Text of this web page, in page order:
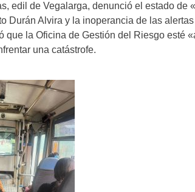
edil de Vegalarga, denunció el estado de
Durán Alvira y la inoperancia de las
que la Oficina de Gestión del Riesgo esté
una catástrofe.